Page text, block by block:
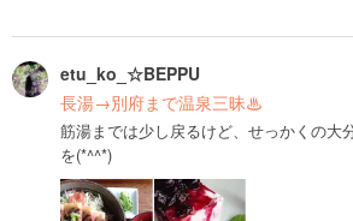
etu_ko_☆BEPPU
長湯→別府まで温泉三昧♨︎
筋湯までは少し戻るけど、せっかくの大
を(*^^*)